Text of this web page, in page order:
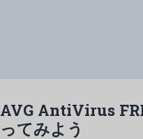
AVG AntiVirus
ってみよう